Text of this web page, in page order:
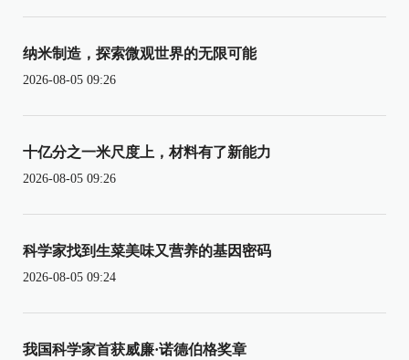
纳米制造，探索微观世界的无限可能
2026-08-05 09:26
十亿分之一米尺度上，材料有了新能力
2026-08-05 09:26
科学家找到生菜美味又营养的基因密码
2026-08-05 09:24
我国科学家首获威廉·诺德伯格奖章